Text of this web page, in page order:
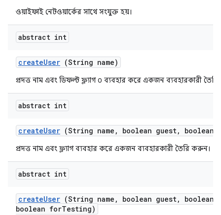
ওয়াইফাই নেটওয়ার্কের সাথে সংযুক্ত হয়।
abstract int
createUser (String name)
প্রদত্ত নাম এবং ডিফল্ট ফ্ল্যাগ ০ ব্যবহার করে একজন ব্যবহারকারী
abstract int
createUser (String name , boolean guest, boolean
প্রদত্ত নাম এবং ফ্ল্যাগ ব্যবহার করে একজন ব্যবহারকারী তৈরি করুন।
abstract int
createUser (String name , boolean guest,
boolean
boolean forTesting)